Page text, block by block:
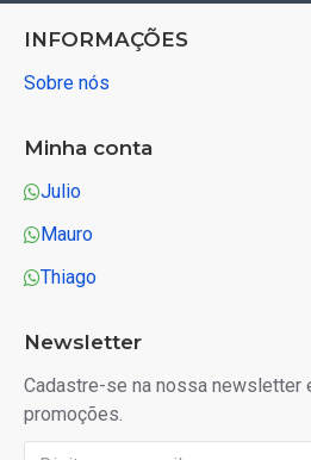
INFORMAÇÕES
Sobre nós
Minha conta
Julio
Mauro
Thiago
Newsletter
Cadastre-se na nossa newsletter
promoções.